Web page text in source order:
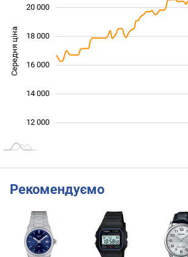
Середня ціна
12 000
14 000
16 000
18 000
20 000
Рекомендуємо